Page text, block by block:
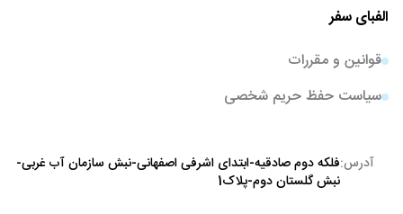
الفبای سفر
قوانین و مقررات
سیاست حفظ حریم شخصی
آدرس:فلکه دوم صادقیه-ابتدای اشرفی اصفهانی-نبش سازمان آب غربی-
نبش گلستان دوم-پلاک1